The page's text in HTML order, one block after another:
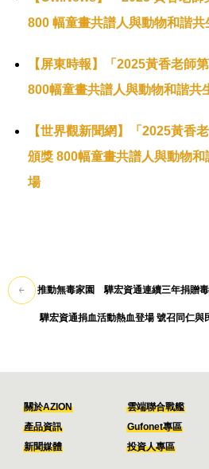
800 幅童畫共譜人與動物和諧
【屏東時報】「2025黃香老師
800幅童畫共譜人與動物和諧共
【世界觀新聞網】「2025黃香
頒獎 800幅童畫共譜人與動物
場
推動無毒家園 驊宏資通連續三年捐贈
驊宏資通捐血活動熱血登場 號召同仁與
關於AZION 雲端聯合戰艦
產品資訊
Gufonet專區
新聞媒體
投資人專區